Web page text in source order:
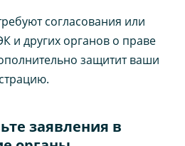
согласования или
и других органов о праве
защитит ваши
заявления в